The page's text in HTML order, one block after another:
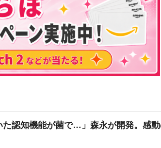
た認知機能が菌で…」森永が開発。感